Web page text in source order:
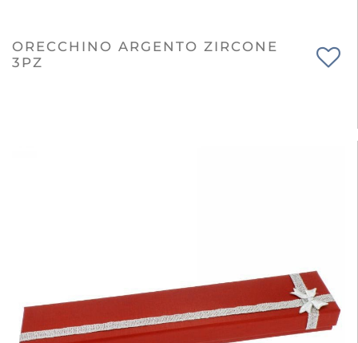
ORECCHINO ARGENTO ZIRCONE
3PZ